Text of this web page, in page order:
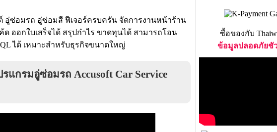
อู่ซ่อมรถ อู่ซ่อมสี ฟีเจอร์ครบครัน จัดการงานหน้าร้าน
ออกใบเสร็จได้ สรุปกำไร ขาดทุนได้ สามารถโอน
ได้ เหมาะสำหรับธุรกิจขนาดใหญ่
แกรมอู่ซ่อมรถ Accusoft Car Service
ซื้อของกับ
ข้อมูลปลอดภัยชัว